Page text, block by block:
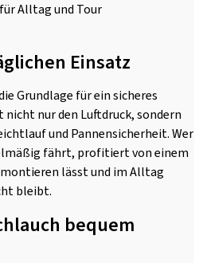
Alltag und Tour
Einsatz
Grundlage für ein sicheres
nur den Luftdruck, sondern
und Pannensicherheit. Wer
fährt, profitiert von einem
montieren lässt und im Alltag
bleibt.
bequem